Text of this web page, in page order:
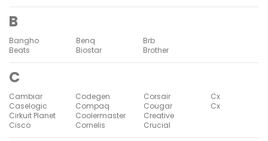
B
Bangho
Beats
Benq
Biostar
Brb
Brother
C
Cambiar
Caselogic
Cirkuit Planet
Cisco
Codegen
Compaq
Coolermaster
Cornelis
Corsair
Cougar
Creative
Crucial
Cx
Cx